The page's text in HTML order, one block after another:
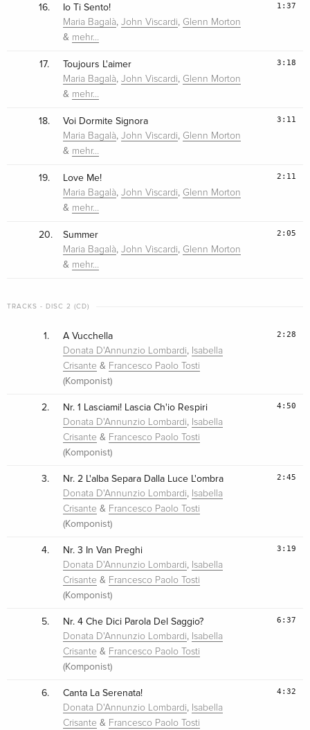
16. Io Ti Sento!
Maria Bagalà,John Viscardi, Glenn Morton
& mehr…
1:37
17. Toujours L'aimer
Maria Bagalà,John Viscardi, Glenn Morton
& mehr…
3:18
18. Voi Dormite Signora
Maria Bagalà,John Viscardi, Glenn Morton
& mehr…
3:11
19. Love Me!
Maria Bagalà,John Viscardi, Glenn Morton
& mehr…
2:11
20. Summer
Maria Bagalà,John Viscardi, Glenn Morton
& mehr…
2:05
TRACKS - DISC 2 (CD)
1. A Vucchella
Donata D'Annunzio Lombardi, Isabella
Crisante & Francesco Paolo Tosti
(Komponist)
2:28
2. Nr. 1 Lasciami! Lascia Ch'io Respiri
Donata D'Annunzio Lombardi, Isabella
Crisante & Francesco Paolo Tosti
(Komponist)
4:50
3. Nr. 2 L'alba Separa Dalla Luce L'ombra
Donata D'Annunzio Lombardi, Isabella
Crisante & Francesco Paolo Tosti
(Komponist)
2:45
4. Nr. 3 In Van Preghi
Donata D'Annunzio Lombardi, Isabella
Crisante & Francesco Paolo Tosti
(Komponist)
3:19
5. Nr. 4 Che Dici Parola Del Saggio?
Donata D'Annunzio Lombardi, Isabella
Crisante & Francesco Paolo Tosti
(Komponist)
6:37
6. Canta La Serenata!
Donata D'Annunzio Lombardi, Isabella
Crisante & Francesco Paolo Tosti
4:32